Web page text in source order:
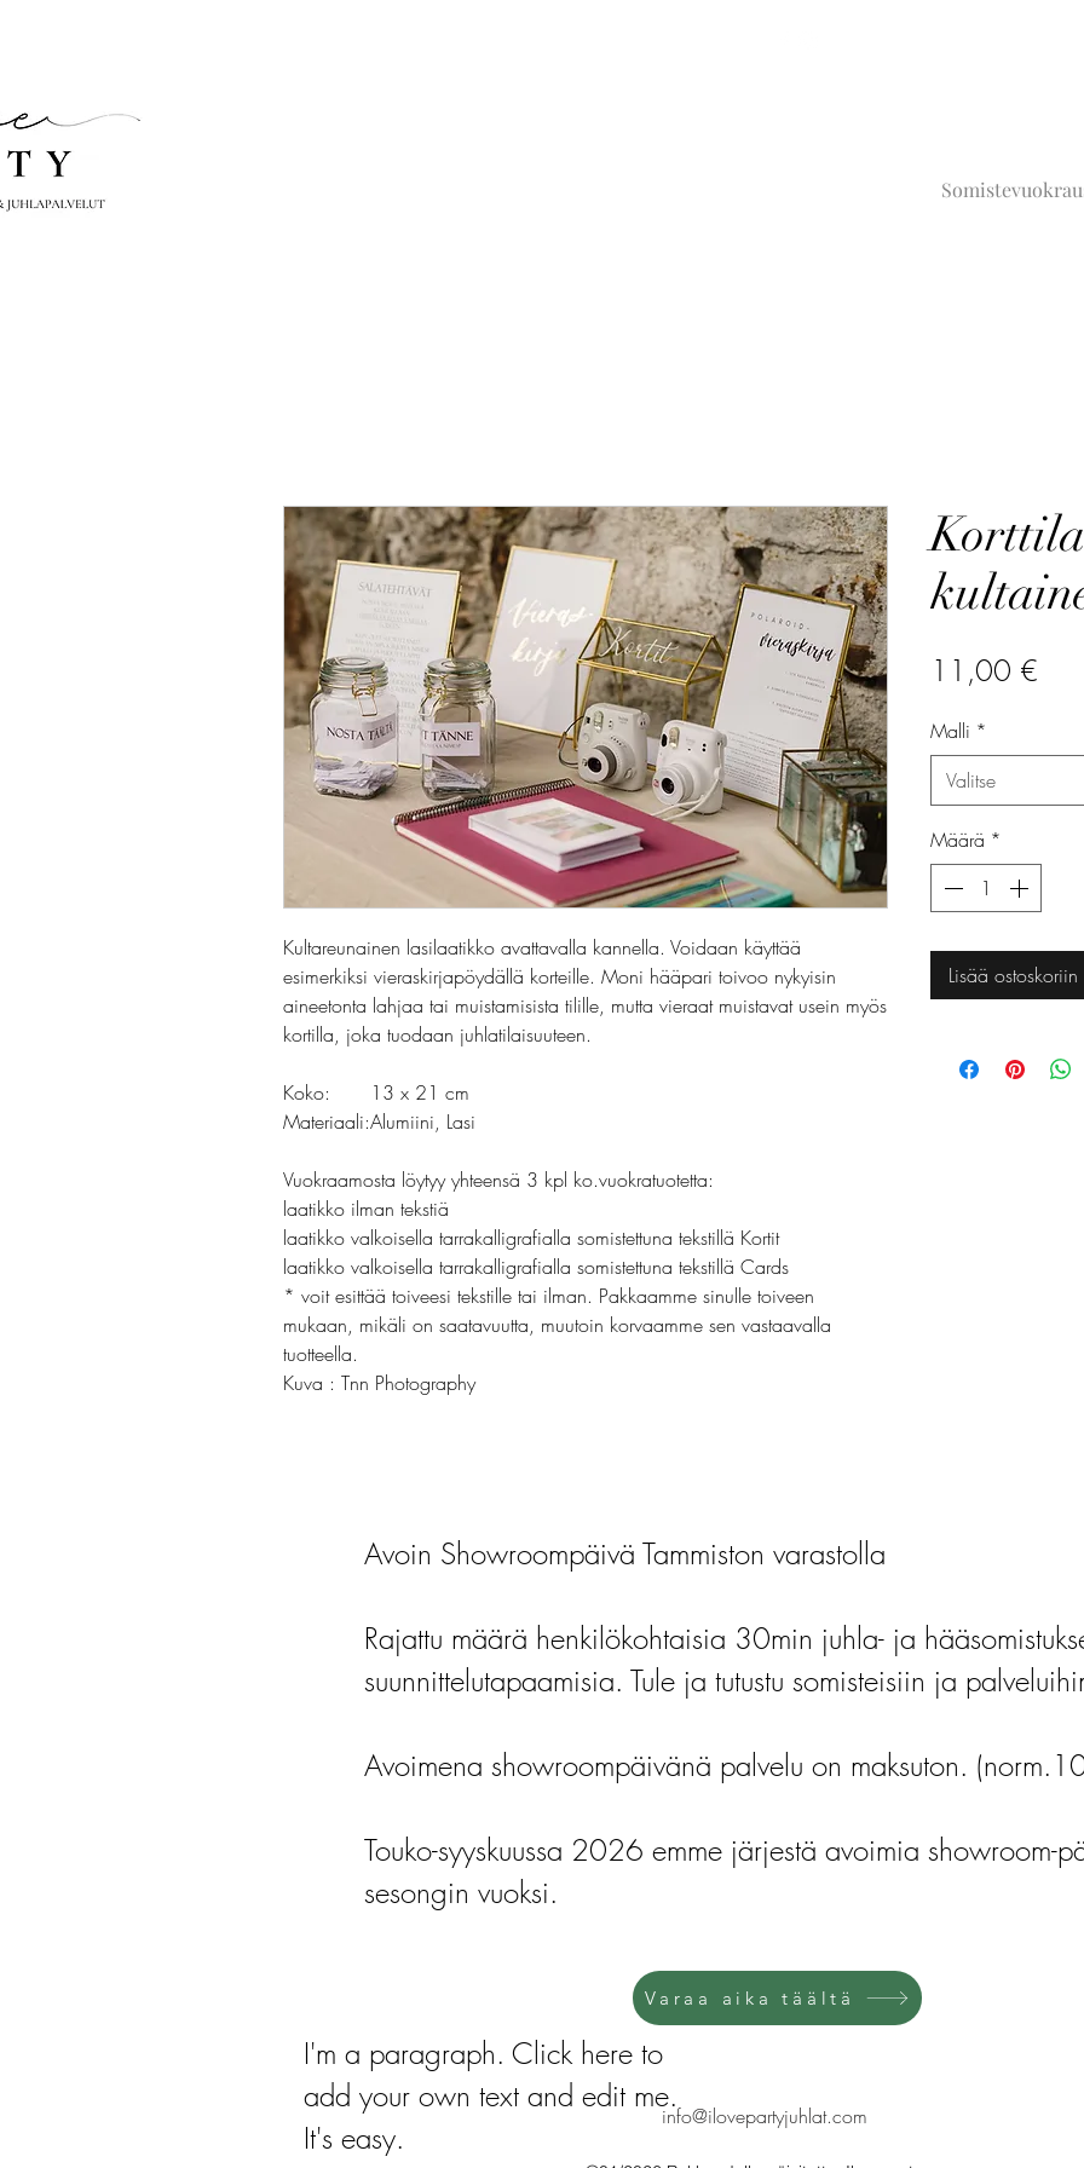
Kultareunainen lasilaatikko avattavalla kannella. Voidaan käyttää
esimerkiksi vieraskirjapöydällä korteille. Moni hääpari toivoo nykyisin
aineetonta lahjaa tai muistamisista tilille, mutta vieraat muistavat usein myös
kortilla, joka tuodaan juhlatilaisuuteen.
Koko:
13 x 21 cm
Materiaali:Alumiini, Lasi
Vuokraamosta löytyy yhteensä 3 kpl ko.vuokratuotetta:
laatikko ilman tekstiä
laatikko valkoisella tarrakalligrafialla somistettuna tekstillä Kortit
laatikko valkoisella tarrakalligrafialla somistettuna tekstillä Cards
* voit esittää toiveesi tekstille tai ilman. Pakkaamme sinulle toiveen
mukaan, mikäli on saatavuutta, muutoin korvaamme sen vastaavalla
tuotteella.
Kuva : Tnn Photography
11,00 €
Malli *
Valitse
Määrä *
Lisää ostoskoriin
Avoin Showroompäivä Tammiston varastolla
Rajattu määrä henkilökohtaisia 30min juhla- ja
suunnittelutapaamisia. Tule ja tutustu somisteisiin ja
Avoimena showroompäivänä palvelu on maksuton.
Touko-syyskuussa 2026 emme järjestä avoimia showroom-
sesongin vuoksi.
Varaa aika täältä
info@ilovepartyjuhlat.com
I'm a paragraph. Click here to
add your own text and edit me.
It's easy.